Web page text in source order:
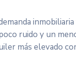
ruido y un
más elevado